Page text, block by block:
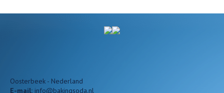
Oosterbeek - Nederland
E-mail: info@bakingsoda.nl